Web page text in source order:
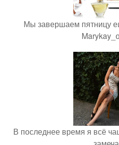
Мы завершаем пятницу
В последнее время я всё